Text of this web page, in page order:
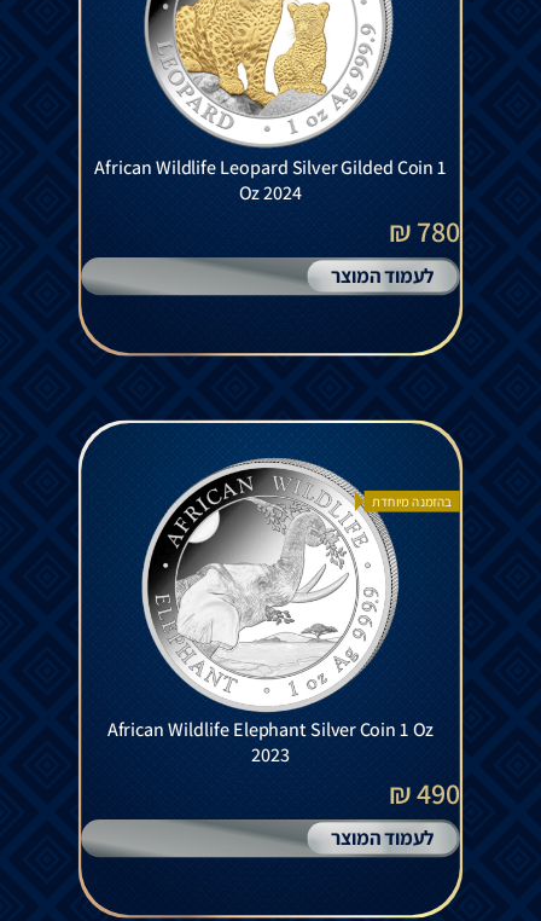
African Wildlife Leopard Silver Gilded Coin 1
Oz 2024
780 ₪
לעמוד המוצר
בהזמנה מיוחדת
African Wildlife Elephant Silver Coin 1 Oz
2023
490 ₪
לעמוד המוצר